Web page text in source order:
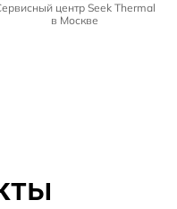
центр Seek Thermal
в Москве